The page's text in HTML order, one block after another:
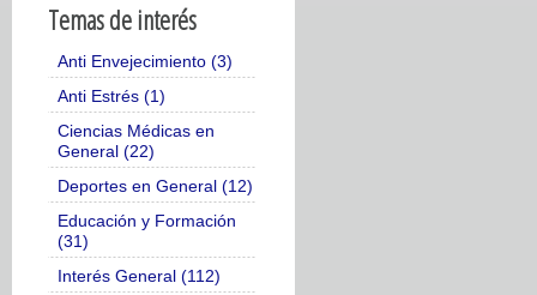
Temas de interés
Anti Envejecimiento (3)
Anti Estrés (1)
Ciencias Médicas en
General (22)
Deportes en General (12)
Educación y Formación
(31)
Interés General (112)